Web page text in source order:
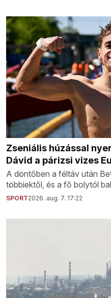
Zseniális húzással
Dávid a párizsi vizes
A döntőben a féltáv után
többiektől, és a fő bolytól
SPORT2026. aug. 7. 17:22